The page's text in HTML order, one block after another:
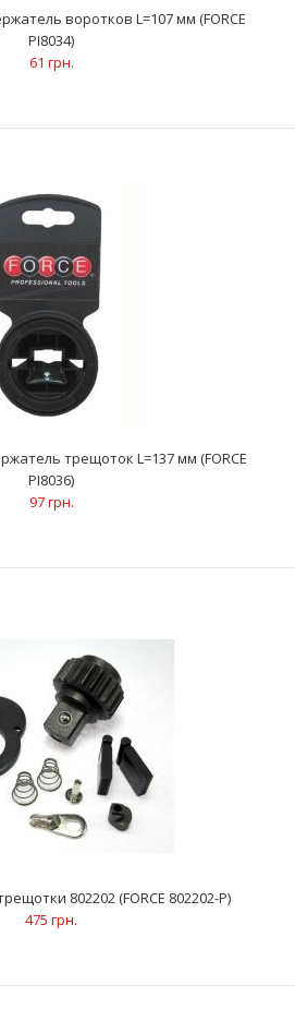
..
воротков L=107 мм (FORCE
61 грн.
97 грн.
воротков L=107 мм (FORCE
PI8034)
61 грн.
трещоток L=137 мм (FORCE
PI8036)
97 грн.
802202 (FORCE 802202-P)
475 грн.